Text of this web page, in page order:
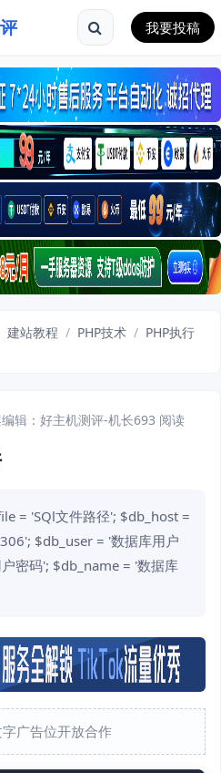
我要投稿
建站教程 / PHP技术 / PHP执行
辑：好主机测评-机长693 阅读
= 'SQl文件路径'; $db_host =
$db_user = '数据库用户
密码'; $db_name = '数据库
广告位开放合作